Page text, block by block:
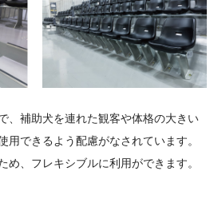
、補助犬を連れた観客や体格の大きい
用できるよう配慮がなされています。
め、フレキシブルに利用ができます。